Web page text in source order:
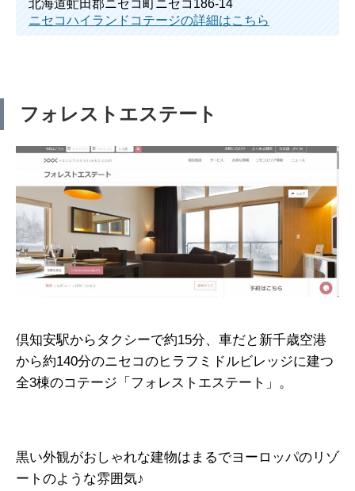
北海道虻田郡ニセコ町ニセコ186-14
ニセコハイランドコテージの詳細はこちら
フォレストエステート
倶知安駅からタクシーで約15分、車だと新千歳空港
から約140分のニセコのヒラフミドルビレッジに建つ
全3棟のコテージ「フォレストエステート」。
黒い外観がおしゃれな建物はまるでヨーロッパのリゾ
ートのような雰囲気♪